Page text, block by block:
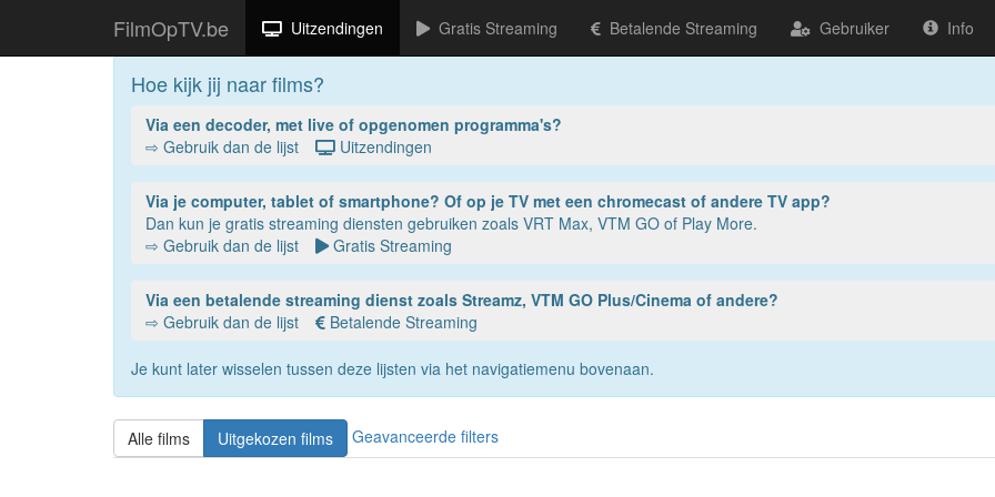
FilmOpTV.be Uitzendingen Gratis Streaming Betalende Streaming Gebruiker Info
Hoe kijk jij naar films?
Via een decoder, met live of opgenomen programma's?
⇨ Gebruik dan de lijst
Uitzendingen
Via je computer, tablet of smartphone? Of op je TV met een chromecast of andere TV app?
Dan kun je gratis streaming diensten gebruiken zoals VRT Max, VTM GO of Play More.
⇨ Gebruik dan de lijst
Gratis Streaming
Via een betalende streaming dienst zoals Streamz, VTM GO Plus/Cinema of andere?
⇨ Gebruik dan de lijst
Betalende Streaming
Je kunt later wisselen tussen deze lijsten via het navigatiemenu bovenaan.
Alle films Uitgekozen films Geavanceerde filters